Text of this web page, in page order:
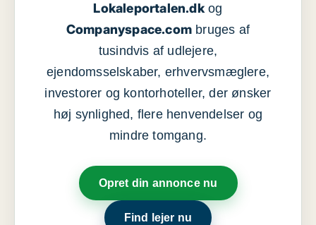
Lokaleportalen.dkog
Companyspace.com bruges af
tusindvis af udlejere,
ejendomsselskaber, erhvervsmæglere,
investorer og kontorhoteller, der ønsker
høj synlighed, flere henvendelser og
mindre tomgang.
Opret din annonce nu
Find lejer nu